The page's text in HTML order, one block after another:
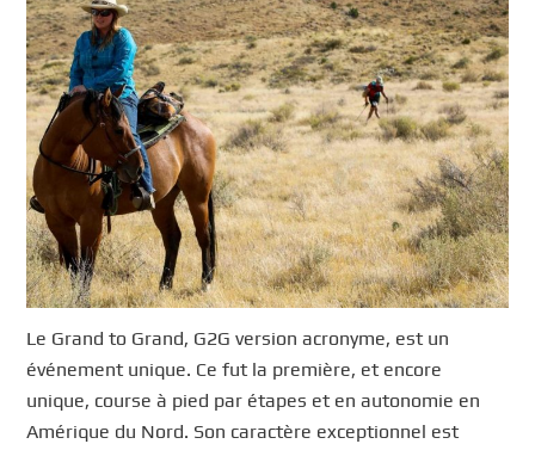
Le Grand to Grand, G2G version acronyme, est un
événement unique. Ce fut la première, et encore
unique, course à pied par étapes et en autonomie en
Amérique du Nord. Son caractère exceptionnel est